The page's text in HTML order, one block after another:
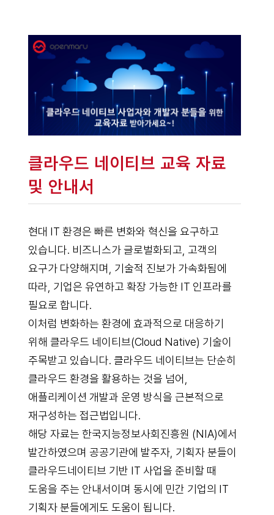
클라우드 네이티브 교육 자료
및 안내서
현대 IT 환경은 빠른 변화와 혁신을 요구하고
있습니다. 비즈니스가 글로벌화되고, 고객의
요구가 다양해지며, 기술적 진보가 가속화됨에
따라, 기업은 유연하고 확장 가능한 IT 인프라를
필요로 합니다.
이처럼 변화하는 환경에 효과적으로 대응하기
위해 클라우드 네이티브(Cloud Native) 기술이
주목받고 있습니다. 클라우드 네이티브는 단순히
클라우드 환경을 활용하는 것을 넘어,
애플리케이션 개발과 운영 방식을 근본적으로
재구성하는 접근법입니다.
해당 자료는 한국지능정보사회진흥원 (NIA)에서
발간하였으며 공공기관에 발주자, 기획자 분들이
클라우드네이티브 기반 IT 사업을 준비할 때
도움을 주는 안내서이며 동시에 민간 기업의 IT
기획자 분들에게도 도움이 됩니다.